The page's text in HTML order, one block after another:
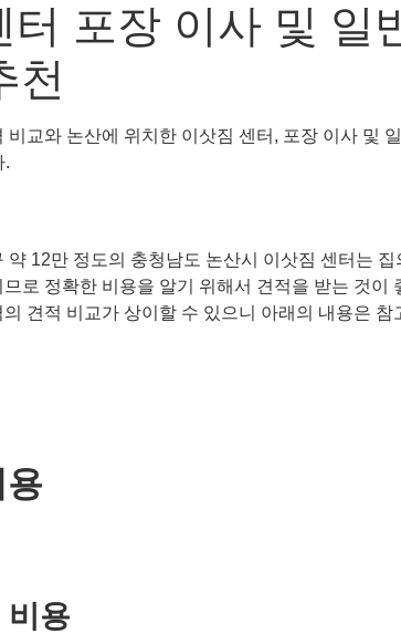
터 포장 이사 및 일
천
비교와 논산에 위치한 이삿짐 센터, 포장 이사 및
.
12만 정도의 충청남도 논산시 이삿짐 센터는
로 정확한 비용을 알기 위해서 견적을 받는 것이
견적 비교가 상이할 수 있으니 아래의 내용은 참
비용